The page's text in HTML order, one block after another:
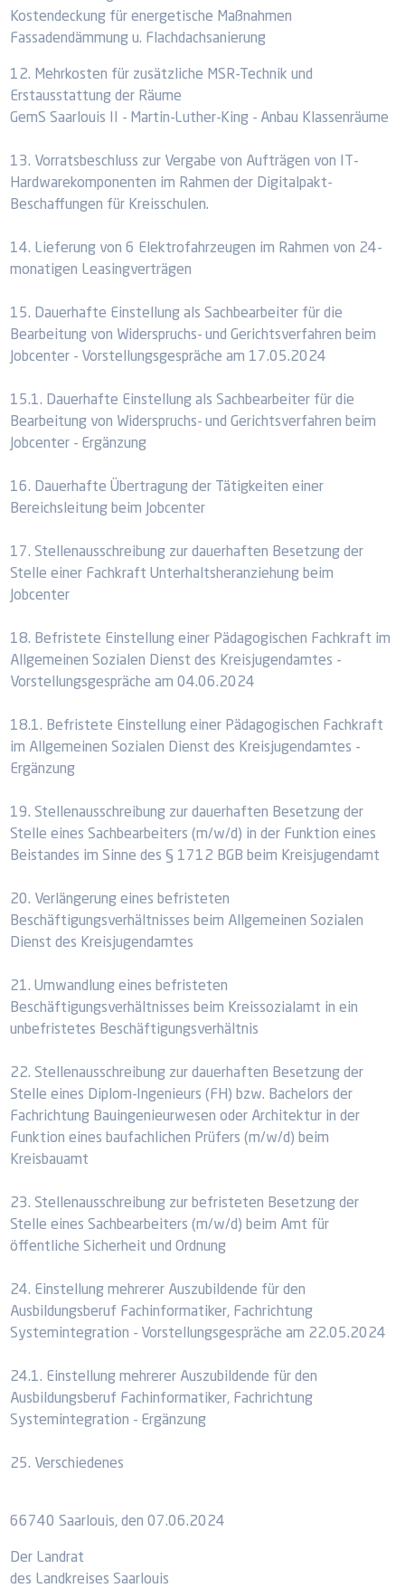
Kostendeckung für energetische Maßnahmen
Fassadendämmung u. Flachdachsanierung
12. Mehrkosten für zusätzliche MSR-Technik und
Erstausstattung der Räume
GemS Saarlouis II - Martin-Luther-King - Anbau Klassenräume
13. Vorratsbeschluss zur Vergabe von Aufträgen von IT-
Hardwarekomponenten im Rahmen der Digitalpakt-
Beschaffungen für Kreisschulen.
14. Lieferung von 6 Elektrofahrzeugen im Rahmen von 24-
monatigen Leasingverträgen
15. Dauerhafte Einstellung als Sachbearbeiter für die
Bearbeitung von Widerspruchs- und Gerichtsverfahren beim
Jobcenter - Vorstellungsgespräche am 17.05.2024
15.1. Dauerhafte Einstellung als Sachbearbeiter für die
Bearbeitung von Widerspruchs- und Gerichtsverfahren beim
Jobcenter - Ergänzung
16. Dauerhafte Übertragung der Tätigkeiten einer
Bereichsleitung beim Jobcenter
17. Stellenausschreibung zur dauerhaften Besetzung der
Stelle einer Fachkraft Unterhaltsheranziehung beim
Jobcenter
18. Befristete Einstellung einer Pädagogischen Fachkraft im
Allgemeinen Sozialen Dienst des Kreisjugendamtes -
Vorstellungsgespräche am 04.06.2024
18.1. Befristete Einstellung einer Pädagogischen Fachkraft
im Allgemeinen Sozialen Dienst des Kreisjugendamtes -
Ergänzung
19. Stellenausschreibung zur dauerhaften Besetzung der
Stelle eines Sachbearbeiters (m/w/d) in der Funktion eines
Beistandes im Sinne des § 1712 BGB beim Kreisjugendamt
20. Verlängerung eines befristeten
Beschäftigungsverhältnisses beim Allgemeinen Sozialen
Dienst des Kreisjugendamtes
21. Umwandlung eines befristeten
Beschäftigungsverhältnisses beim Kreissozialamt in ein
unbefristetes Beschäftigungsverhältnis
22. Stellenausschreibung zur dauerhaften Besetzung der
Stelle eines Diplom-Ingenieurs (FH) bzw. Bachelors der
Fachrichtung Bauingenieurwesen oder Architektur in der
Funktion eines baufachlichen Prüfers (m/w/d) beim
Kreisbauamt
23. Stellenausschreibung zur befristeten Besetzung der
Stelle eines Sachbearbeiters (m/w/d) beim Amt für
öffentliche Sicherheit und Ordnung
24. Einstellung mehrerer Auszubildende für den
Ausbildungsberuf Fachinformatiker, Fachrichtung
Systemintegration - Vorstellungsgespräche am 22.05.2024
24.1. Einstellung mehrerer Auszubildende für den
Ausbildungsberuf Fachinformatiker, Fachrichtung
Systemintegration - Ergänzung
25. Verschiedenes
66740 Saarlouis, den 07.06.2024
Der Landrat
des Landkreises Saarlouis